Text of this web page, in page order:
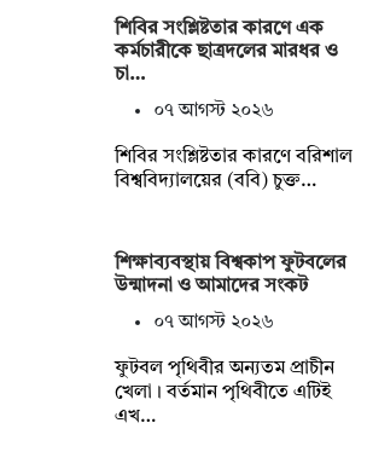
শিবির সংশ্লিষ্টতার কারণে এক
কর্মচারীকে ছাত্রদলের মারধর ও
চা…
০৭ আগস্ট ২০২৬
শিবির সংশ্লিষ্টতার কারণে বরিশাল
বিশ্ববিদ্যালয়ের (ববি) চুক্ত…
শিক্ষাব্যবস্থায় বিশ্বকাপ ফুটবলের
উন্মাদনা ও আমাদের সংকট
০৭ আগস্ট ২০২৬
ফুটবল পৃথিবীর অন্যতম প্রাচীন
খেলা। বর্তমান পৃথিবীতে এটিই
এখ…